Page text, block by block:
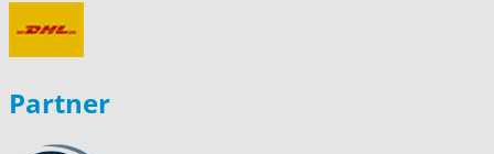
Partner